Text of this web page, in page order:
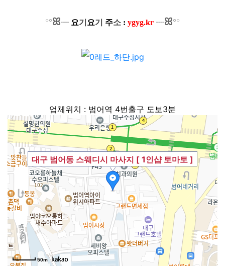
°°ꕤ┈ 요기 요기 주소 : ygyg.kr ┈ꕤ°°
업체위치 : 범어역 4번출구 도보3분
대구 범어동 스웨디시 마사지 [ 1인샵 토마토 ]
50m